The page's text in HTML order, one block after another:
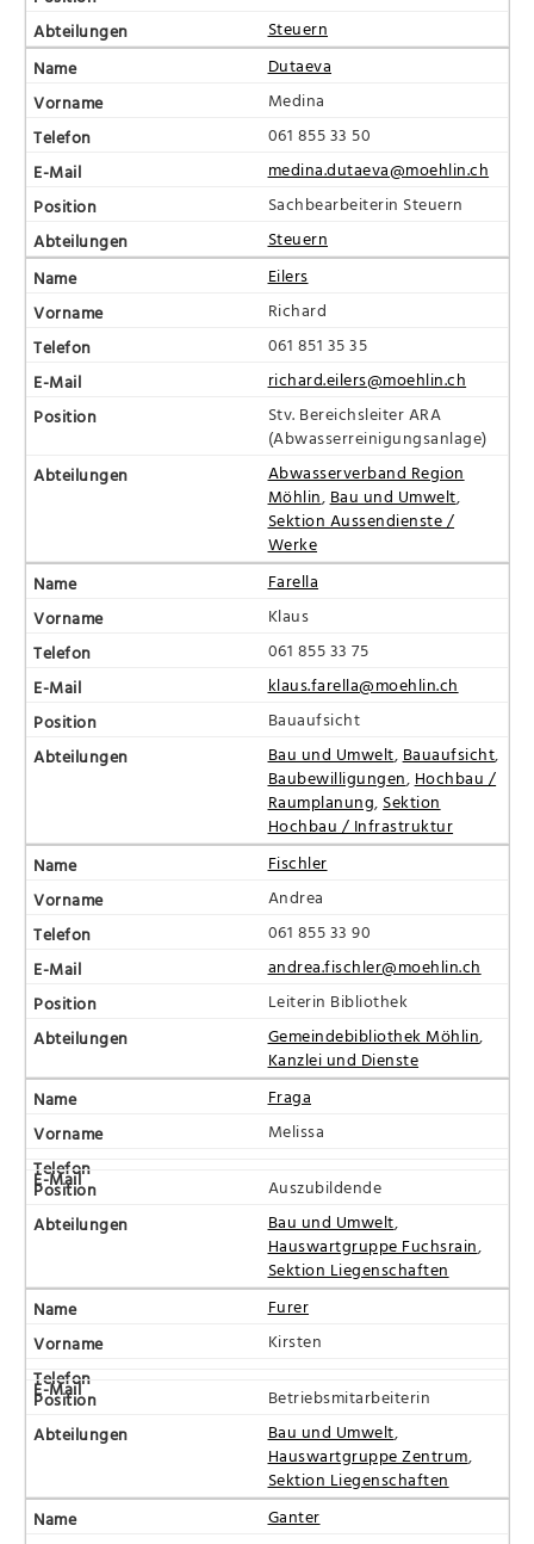
Steuern
Dutaeva
Medina
061 855 33 50
medina.dutaeva@moehlin.ch
Sachbearbeiterin Steuern
Steuern
Eilers
Richard
061 851 35 35
richard.eilers@moehlin.ch
Stv. Bereichsleiter ARA
(Abwasserreinigungsanlage)
Abwasserverband Region
Möhlin, Bau und Umwelt,
Sektion Aussendienste /
Werke
Farella
Klaus
061 855 33 75
klaus.farella@moehlin.ch
Bauaufsicht
Bau und Umwelt, Bauaufsicht,
Baubewilligungen, Hochbau /
Raumplanung, Sektion
Hochbau / Infrastruktur
Fischler
Andrea
061 855 33 90
andrea.fischler@moehlin.ch
Leiterin Bibliothek
Gemeindebibliothek Möhlin,
Kanzlei und Dienste
Fraga
Melissa
Auszubildende
Bau und Umwelt,
Hauswartgruppe Fuchsrain,
Sektion Liegenschaften
Furer
Kirsten
Betriebsmitarbeiterin
Bau und Umwelt,
Hauswartgruppe Zentrum,
Sektion Liegenschaften
Ganter